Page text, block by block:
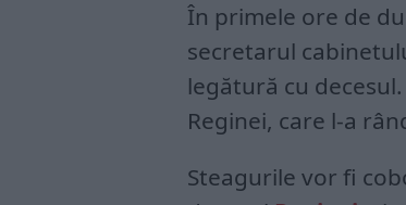
În primele ore de
secretarul
legătură cu
Reginei, care l-a
Steagurile vor fi